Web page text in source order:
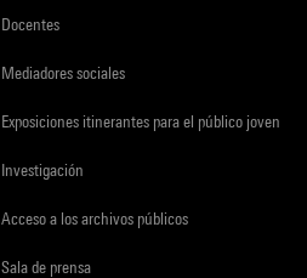
Docentes
Mediadores sociales
Exposiciones itinerantes para el público joven
Investigación
Acceso a los archivos públicos
Sala de prensa